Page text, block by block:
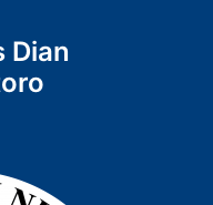
Dian